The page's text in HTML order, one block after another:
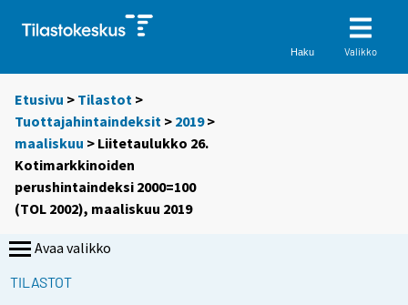
Haku Valikko
Etusivu > Tilastot >
Tuottajahintaindeksit > 2019>
maaliskuu > Liitetaulukko 26.
Kotimarkkinoiden
perushintaindeksi 2000=100
(TOL 2002), maaliskuu 2019
Avaa valikko
TILASTOT